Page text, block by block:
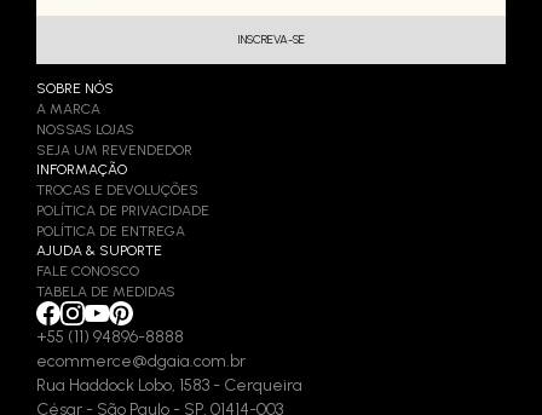
SOBRE NÓS
A MARCA
NOSSAS LOJAS
SEJA UM REVENDEDOR
INFORMAÇÃO
TROCAS E DEVOLUÇÕES
POLÍTICA DE PRIVACIDADE
POLÍTICA DE ENTREGA
AJUDA & SUPORTE
FALE CONOSCO
TABELA DE MEDIDAS
+55 (11) 94896-8888
ecommerce@dgaia.com.br
Rua Haddock Lobo, 1583 - Cerqueira
César - São Paulo - SP, 01414-003